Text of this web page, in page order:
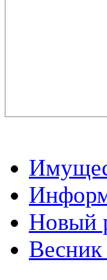
Новый
Весник